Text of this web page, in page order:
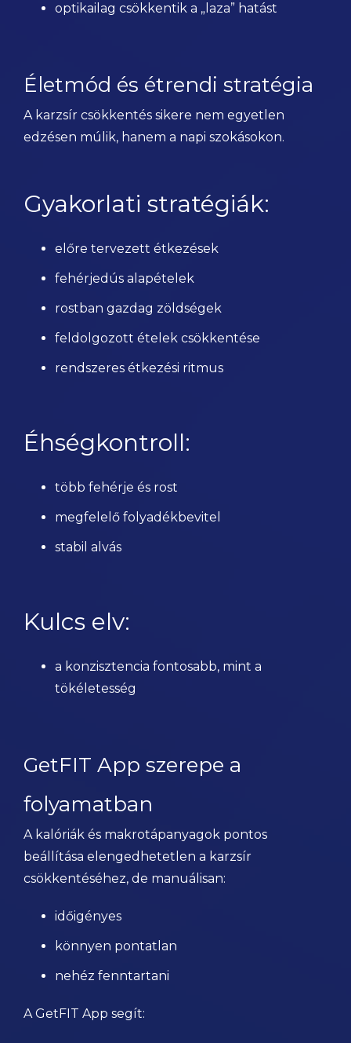
optikailag csökkentik a „laza” hatást
Életmód és étrendi stratégia
A karzsír csökkentés sikere nem egyetlen
edzésen múlik, hanem a napi szokásokon.
Gyakorlati stratégiák:
előre tervezett étkezések
fehérjedús alapételek
rostban gazdag zöldségek
feldolgozott ételek csökkentése
rendszeres étkezési ritmus
Éhségkontroll:
több fehérje és rost
megfelelő folyadékbevitel
stabil alvás
Kulcs elv:
a konzisztencia fontosabb, mint a
tökéletesség
GetFIT App szerepe a
folyamatban
A kalóriák és makrotápanyagok pontos
beállítása elengedhetetlen a karzsír
csökkentéséhez, de manuálisan:
időigényes
könnyen pontatlan
nehéz fenntartani
A GetFIT App segít: